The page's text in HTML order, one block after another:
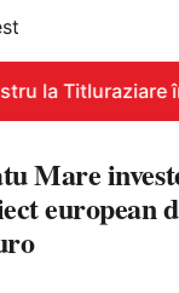
la
Mare
european